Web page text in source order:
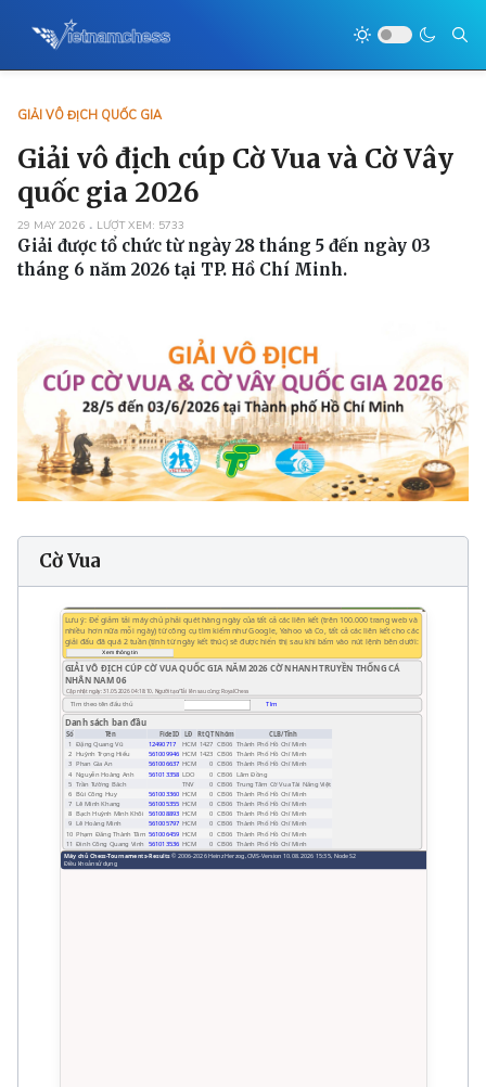
GIẢI VÔ ĐỊCH QUỐC GIA
Giải vô địch cúp Cờ Vua và Cờ Vây
quốc gia 2026
29 MAY 2026 LƯỢT XEM: 5733
Giải được tổ chức từ ngày 28 tháng 5 đến ngày 03
tháng 6 năm 2026 tại TP. Hồ Chí Minh.
Cờ Vua